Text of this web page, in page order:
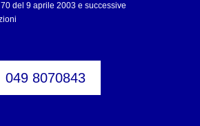
del 9 aprile 2003 e successive
049 8070843